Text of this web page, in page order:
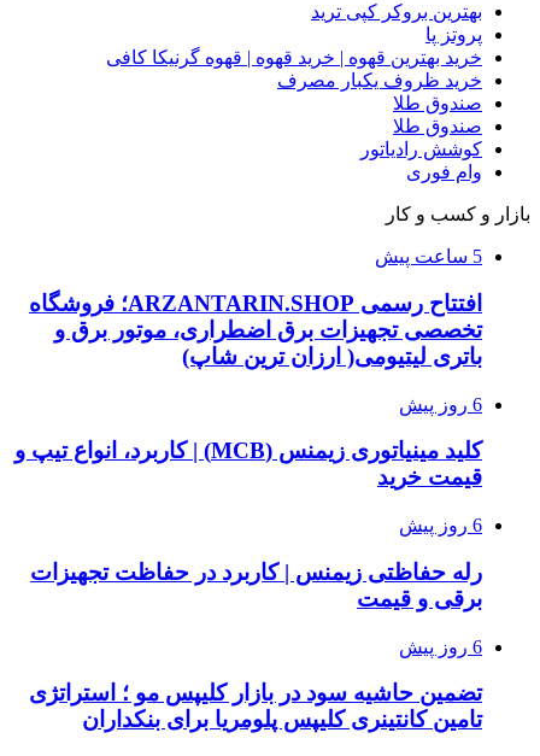
بهترین بروکر کپی ترید
پروتز پا
خرید بهترین قهوه | خرید قهوه | قهوه گرنیکا کافی
خرید ظروف یکبار مصرف
صندوق طلا
صندوق طلا
کوشش رادیاتور
وام فوری
بازار و کسب و کار
5 ساعت پیش
افتتاح رسمی ARZANTARIN.SHOP؛ فروشگاه
تخصصی تجهیزات برق اضطراری، موتور برق و
باتری لیتیومی( ارزان ترین شاپ)
6 روز پیش
کلید مینیاتوری زیمنس (MCB) | کاربرد، انواع تیپ و
قیمت خرید
6 روز پیش
رله حفاظتی زیمنس | کاربرد در حفاظت تجهیزات
برقی و قیمت
6 روز پیش
تضمین حاشیه سود در بازار کلیپس مو ؛ استراتژی
تامین کانتینری کلیپس پلومریا برای بنکداران